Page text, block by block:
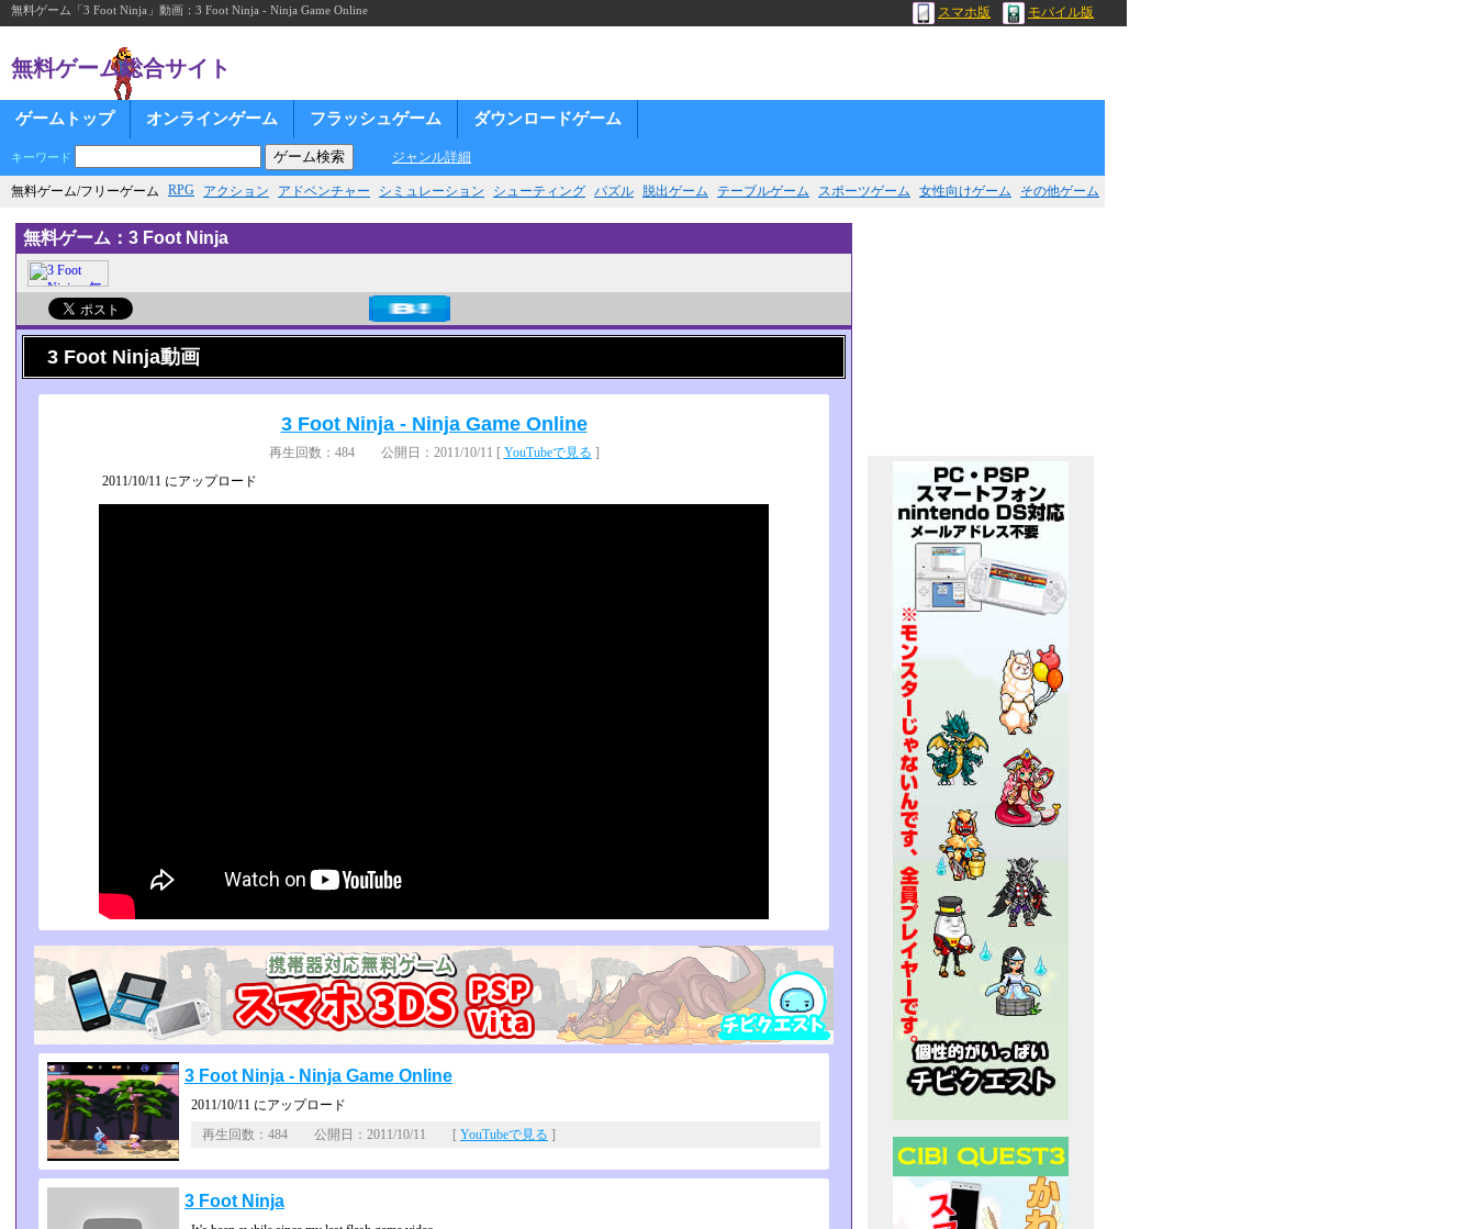
無料ゲーム「3 Foot Ninja」動画：3 Foot Ninja - Ninja Game Online スマホ版 モバイル版
無料ゲーム総合サイト
ゲームトップ オンラインゲーム フラッシュゲーム ダウンロードゲーム
キーワード ジャンル詳細
無料ゲーム/フリーゲーム RPG アクション アドベンチャー シミュレーション シューティング パズル 脱出ゲーム テーブルゲーム スポーツゲーム 女性向けゲーム その他ゲーム
無料ゲーム：3 Foot Ninja
3 Foot Ninja動画
3 Foot Ninja - Ninja Game Online
再生回数：484 公開日：2011/10/11 [ YouTubeで見る ]
2011/10/11 にアップロード
3 Foot Ninja - Ninja Game Online
2011/10/11 にアップロード
再生回数：484 公開日：2011/10/11 [ YouTubeで見る ]
3 Foot Ninja